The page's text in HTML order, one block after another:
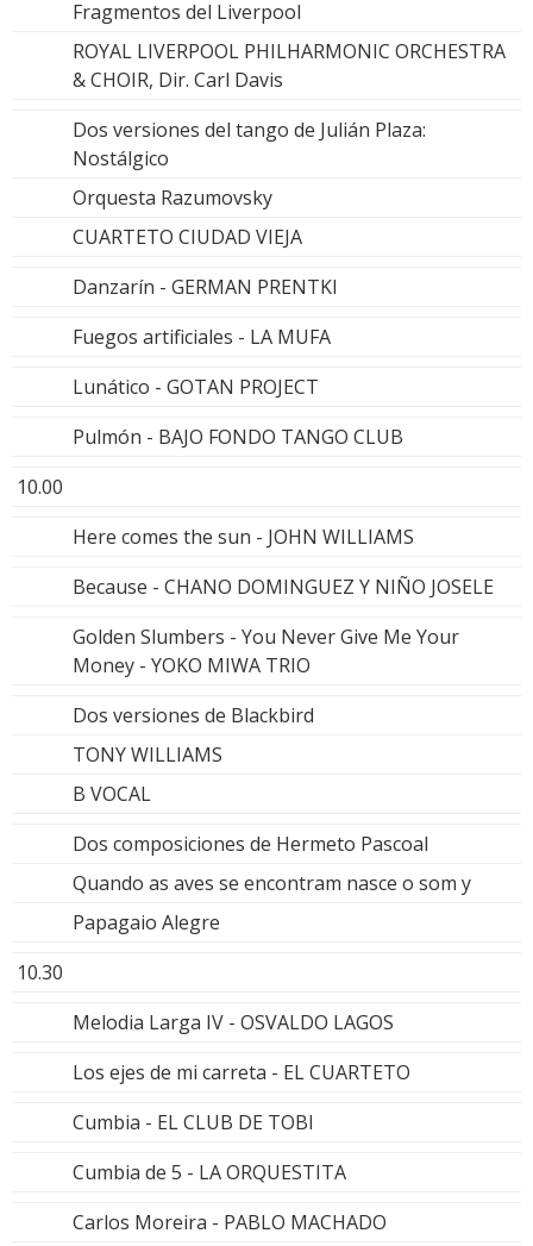
Fragmentos del Liverpool
ROYAL LIVERPOOL PHILHARMONIC ORCHESTRA
& CHOIR, Dir. Carl Davis
Dos versiones del tango de Julián Plaza:
Nostálgico
Orquesta Razumovsky
CUARTETO CIUDAD VIEJA
Danzarín - GERMAN PRENTKI
Fuegos artificiales - LA MUFA
Lunático - GOTAN PROJECT
Pulmón - BAJO FONDO TANGO CLUB
10.00
Here comes the sun - JOHN WILLIAMS
Because - CHANO DOMINGUEZ Y NIÑO JOSELE
Golden Slumbers - You Never Give Me Your
Money - YOKO MIWA TRIO
Dos versiones de Blackbird
TONY WILLIAMS
B VOCAL
Dos composiciones de Hermeto Pascoal
Quando as aves se encontram nasce o som y
Papagaio Alegre
10.30
Melodia Larga IV - OSVALDO LAGOS
Los ejes de mi carreta - EL CUARTETO
Cumbia - EL CLUB DE TOBI
Cumbia de 5 - LA ORQUESTITA
Carlos Moreira - PABLO MACHADO